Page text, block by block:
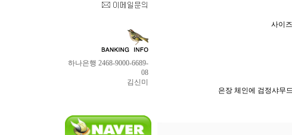
하나은행 2468-9000-6689-
08
김신미
사이
은장 체인에 검정샤무